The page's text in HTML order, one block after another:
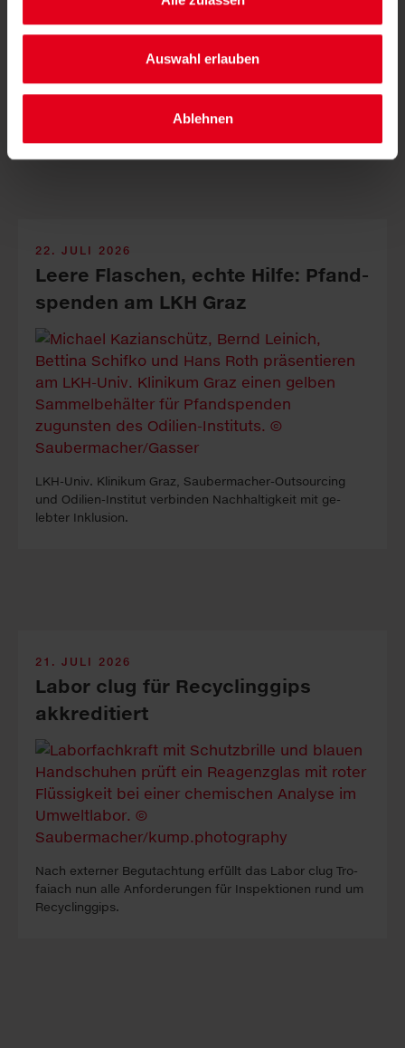
Auswahl erlauben
Ablehnen
In­vest­itionen Service­qualität, Arbeits­plätze und Kreis­
lauf­wirt­schaft in der Re­gion.
22. JULI 2026
Leere Fla­sch­en, echte Hil­fe: Pfand­
spen­den am LKH Graz
LKH-Univ. Kli­ni­kum Graz, Sauber­macher-Out­sour­cing
und Odilien-In­stitut ver­binden Nach­haltig­keit mit ge­
lebter In­klus­ion.
21. JULI 2026
Labor clug für Recyclinggips
akkreditiert
Nach ex­ter­ner Be­gutacht­ung erfüllt das La­bor clug Tro­
faiach nun alle An­forder­ung­en für In­spekt­ion­en rund um
Re­cyc­ling­gips.